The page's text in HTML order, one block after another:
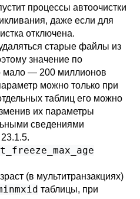
процессы автоочистки
даже если для
отключена.
старые файлы из
значение по
мало — 200 миллионов
можно только при
таблиц его можно
их параметры
сведениями
.
(в мультитранзакциях)
таблицы, при